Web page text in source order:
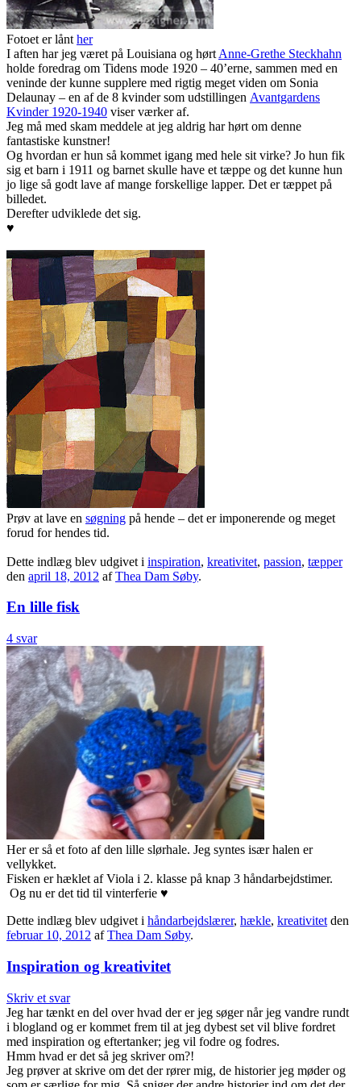
Fotoet er lånt her
I aften har jeg været på Louisiana og hørt Anne-Grethe Steckhahn
holde foredrag om Tidens mode 1920 – 40’erne, sammen med en
veninde der kunne supplere med rigtig meget viden om Sonia
Delaunay – en af de 8 kvinder som udstillingen Avantgardens
Kvinder 1920-1940 viser værker af.
Jeg må med skam meddele at jeg aldrig har hørt om denne
fantastiske kunstner!
Og hvordan er hun så kommet igang med hele sit virke? Jo hun fik
sig et barn i 1911 og barnet skulle have et tæppe og det kunne hun
jo lige så godt lave af mange forskellige lapper. Det er tæppet på
billedet.
Derefter udviklede det sig.
♥
Prøv at lave en søgning på hende – det er imponerende og meget
forud for hendes tid.
Dette indlæg blev udgivet i inspiration, kreativitet, passion, tæpper
den april 18, 2012 afThea Dam Søby.
En lille fisk
4 svar
Her er så et foto af den lille slørhale. Jeg syntes især halen er
vellykket.
Fisken er hæklet af Viola i 2. klasse på knap 3 håndarbejdstimer.
Og nu er det tid til vinterferie ♥
Dette indlæg blev udgivet i håndarbejdslærer, hækle, kreativitet den
februar 10, 2012 afThea Dam Søby.
Inspiration og kreativitet
Skriv et svar
Jeg har tænkt en del over hvad der er jeg søger når jeg vandre rundt
i blogland og er kommet frem til at jeg dybest set vil blive fordret
med inspiration og eftertanker; jeg vil fodre og fodres.
Hmm hvad er det så jeg skriver om?!
Jeg prøver at skrive om det der rører mig, de historier jeg møder og